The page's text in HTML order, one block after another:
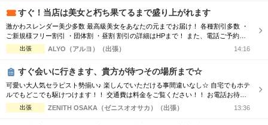
をお過ごしください...
すぐ！当店は美女と朽ち果てるまで盛り上がれます
激かわスレンダー美少多数 最高級美女をあなたの元までお届け！ 各種割引多数 ・
ご新規様フリー割引 ・団体割 ・昼割 割引の詳細はHPまで！ また、電話ご予約を
優先させて頂きますので、 ご予約の際はお電話をオススメ致します！ ご了承下さ
いませ☆
出張 ALYO（アルヨ）（出張） 14:16
すぐ会いに行きます、貴方が待つその場所まで☆
可愛い大人気セラピスト勢揃い♪ 楽しんでいただける事間違いなし☆ 自宅でもホテ
ルでもどこでも駆けつけます！！ 交通費は料金をご覧ください！！ お電話お待ち
しております(^^♪ TEL070-5654-8310 営業時間;10:00-翌5:00 場所;日本橋、谷九付
近
出張 ZENITH OSAKA（ゼニスオオサカ）（出張） 13:36